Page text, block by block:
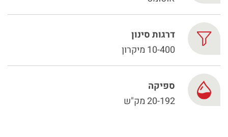
דרגות סינון
10-400 מיקרון
ספיקה
20-192 מק"ש